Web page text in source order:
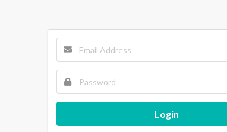
Login